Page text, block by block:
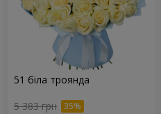
51 біла троянда
5 383 грн